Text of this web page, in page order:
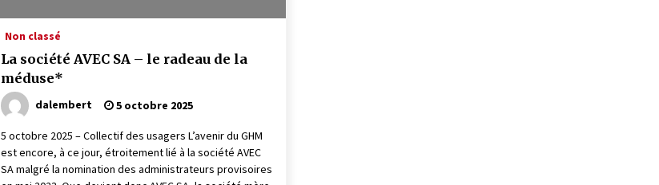
Non classé
La société AVEC SA – le radeau de la
méduse*
dalembert 5 octobre 2025
5 octobre 2025 – Collectif des usagers L’avenir du GHM
est encore, à ce jour, étroitement lié à la société AVEC
SA malgré la nomination des administrateurs provisoires